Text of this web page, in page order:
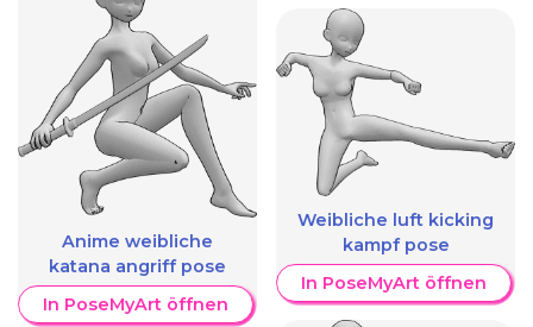
Anime weibliche
katana angriff pose
In PoseMyArt öffnen
Weibliche luft kicking
kampf pose
In PoseMyArt öffnen